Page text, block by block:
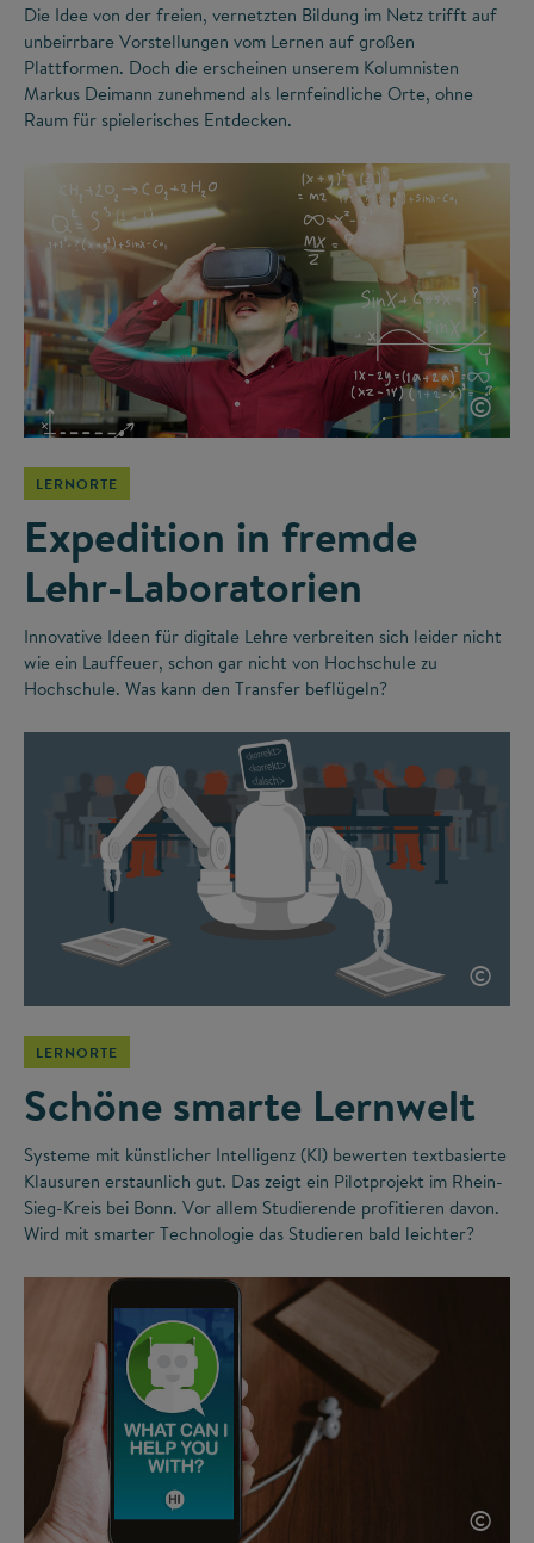
Die Idee von der freien, vernetzten Bildung im Netz trifft auf
unbeirrbare Vorstellungen vom Lernen auf großen
Plattformen. Doch die erscheinen unserem Kolumnisten
Markus Deimann zunehmend als lernfeindliche Orte, ohne
Raum für spielerisches Entdecken.
©
LERNORTE
Expedition in fremde
Lehr-Laboratorien
Innovative Ideen für digitale Lehre verbreiten sich leider nicht
wie ein Lauffeuer, schon gar nicht von Hochschule zu
Hochschule. Was kann den Transfer beflügeln?
©
LERNORTE
Schöne smarte Lernwelt
Systeme mit künstlicher Intelligenz (KI) bewerten textbasierte
Klausuren erstaunlich gut. Das zeigt ein Pilotprojekt im Rhein-
Sieg-Kreis bei Bonn. Vor allem Studierende profitieren davon.
Wird mit smarter Technologie das Studieren bald leichter?
©